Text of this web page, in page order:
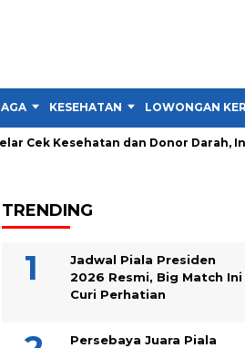
KESEHATAN LOWONGAN
Cek Kesehatan dan Donor Darah, Ini
TRENDING
Jadwal Piala Presiden
2026 Resmi, Big Match Ini
Curi Perhatian
Persebaya Juara Piala